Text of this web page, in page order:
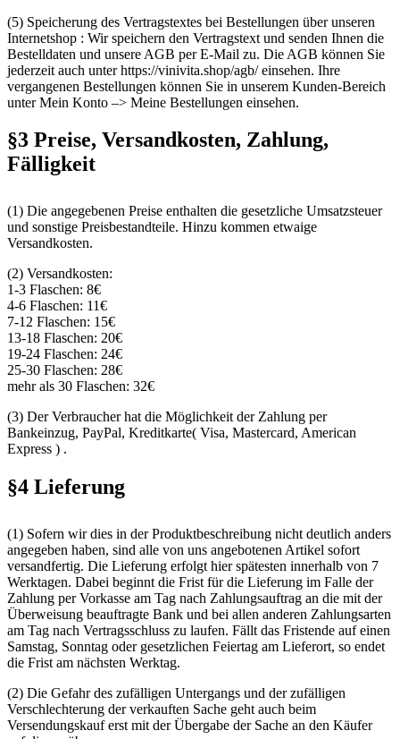
(5) Speicherung des Vertragstextes bei Bestellungen über unseren
Internetshop : Wir speichern den Vertragstext und senden Ihnen die
Bestelldaten und unsere AGB per E-Mail zu. Die AGB können Sie
jederzeit auch unter https://vinivita.shop/agb/ einsehen. Ihre
vergangenen Bestellungen können Sie in unserem Kunden-Bereich
unter Mein Konto –> Meine Bestellungen einsehen.
§3 Preise, Versandkosten, Zahlung,
Fälligkeit
(1) Die angegebenen Preise enthalten die gesetzliche Umsatzsteuer
und sonstige Preisbestandteile. Hinzu kommen etwaige
Versandkosten.
(2) Versandkosten:
1-3 Flaschen: 8€
4-6 Flaschen: 11€
7-12 Flaschen: 15€
13-18 Flaschen: 20€
19-24 Flaschen: 24€
25-30 Flaschen: 28€
mehr als 30 Flaschen: 32€
(3) Der Verbraucher hat die Möglichkeit der Zahlung per
Bankeinzug, PayPal, Kreditkarte( Visa, Mastercard, American
Express ) .
§4 Lieferung
(1) Sofern wir dies in der Produktbeschreibung nicht deutlich anders
angegeben haben, sind alle von uns angebotenen Artikel sofort
versandfertig. Die Lieferung erfolgt hier spätesten innerhalb von 7
Werktagen. Dabei beginnt die Frist für die Lieferung im Falle der
Zahlung per Vorkasse am Tag nach Zahlungsauftrag an die mit der
Überweisung beauftragte Bank und bei allen anderen Zahlungsarten
am Tag nach Vertragsschluss zu laufen. Fällt das Fristende auf einen
Samstag, Sonntag oder gesetzlichen Feiertag am Lieferort, so endet
die Frist am nächsten Werktag.
(2) Die Gefahr des zufälligen Untergangs und der zufälligen
Verschlechterung der verkauften Sache geht auch beim
Versendungskauf erst mit der Übergabe der Sache an den Käufer